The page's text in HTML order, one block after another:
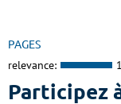
PAGES
relevance:
Participez